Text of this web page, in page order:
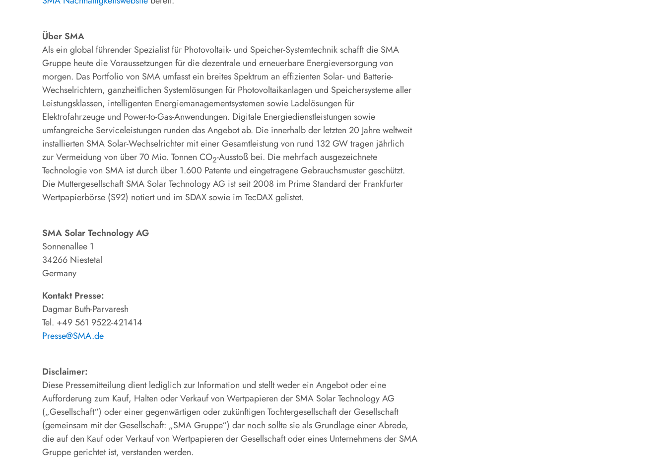
Über SMA
Als ein global führender Spezialist für Photovoltaik- und Speicher-Systemtechnik schafft die SMA
Gruppe heute die Voraussetzungen für die dezentrale und erneuerbare Energieversorgung von
morgen. Das Portfolio von SMA umfasst ein breites Spektrum an effizienten Solar- und Batterie-
Wechselrichtern, ganzheitlichen Systemlösungen für Photovoltaikanlagen und Speichersysteme aller
Leistungsklassen, intelligenten Energiemanagementsystemen sowie Ladelösungen für
Elektrofahrzeuge und Power-to-Gas-Anwendungen. Digitale Energiedienstleistungen sowie
umfangreiche Serviceleistungen runden das Angebot ab. Die innerhalb der letzten 20 Jahre weltweit
installierten SMA Solar-Wechselrichter mit einer Gesamtleistung von rund 132 GW tragen jährlich
zur Vermeidung von über 70 Mio. Tonnen CO2-Ausstoß bei. Die mehrfach ausgezeichnete
Technologie von SMA ist durch über 1.600 Patente und eingetragene Gebrauchsmuster geschützt.
Die Muttergesellschaft SMA Solar Technology AG ist seit 2008 im Prime Standard der Frankfurter
Wertpapierbörse (S92) notiert und im SDAX sowie im TecDAX gelistet.
SMA Solar Technology AG
Sonnenallee 1
34266 Niestetal
Germany
Kontakt Presse:
Dagmar Buth-Parvaresh
Tel. +49 561 9522-421414
Presse@SMA.de
Disclaimer:
Diese Pressemitteilung dient lediglich zur Information und stellt weder ein Angebot oder eine
Aufforderung zum Kauf, Halten oder Verkauf von Wertpapieren der SMA Solar Technology AG
(„Gesellschaft“) oder einer gegenwärtigen oder zukünftigen Tochtergesellschaft der Gesellschaft
(gemeinsam mit der Gesellschaft: „SMA Gruppe“) dar noch sollte sie als Grundlage einer Abrede,
die auf den Kauf oder Verkauf von Wertpapieren der Gesellschaft oder eines Unternehmens der SMA
Gruppe gerichtet ist, verstanden werden.